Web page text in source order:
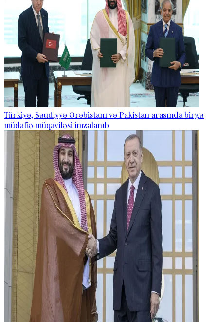
Türkiyə, Səudiyyə Ərəbistanı və Pakistan arasında birgə
müdafiə müqaviləsi imzalanıb